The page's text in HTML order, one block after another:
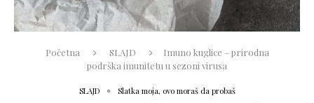
Početna SLAJD
Imuno kuglice – prirodna
podrška imunitetu u sezoni virusa
SLAJD Slatka moja, ovo moraš da probaš